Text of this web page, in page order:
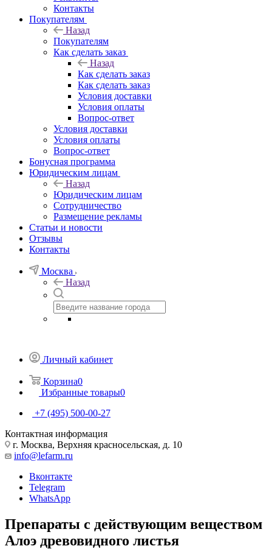
Контакты
Покупателям
Назад
Покупателям
Как сделать заказ
Назад
Как сделать заказ
Как сделать заказ
Условия доставки
Условия оплаты
Вопрос-ответ
Условия доставки
Условия оплаты
Вопрос-ответ
Бонусная программа
Юридическим лицам
Назад
Юридическим лицам
Сотрудничество
Размещение рекламы
Статьи и новости
Отзывы
Контакты
Москва
Назад
Личный кабинет
Корзина0
Избранные товары0
+7 (495) 500-00-27
Контактная информация
г. Москва, Верхняя красносельская, д. 10
info@lefarm.ru
Вконтакте
Telegram
WhatsApp
Препараты с действующим веществом
Алоэ древовидного листья